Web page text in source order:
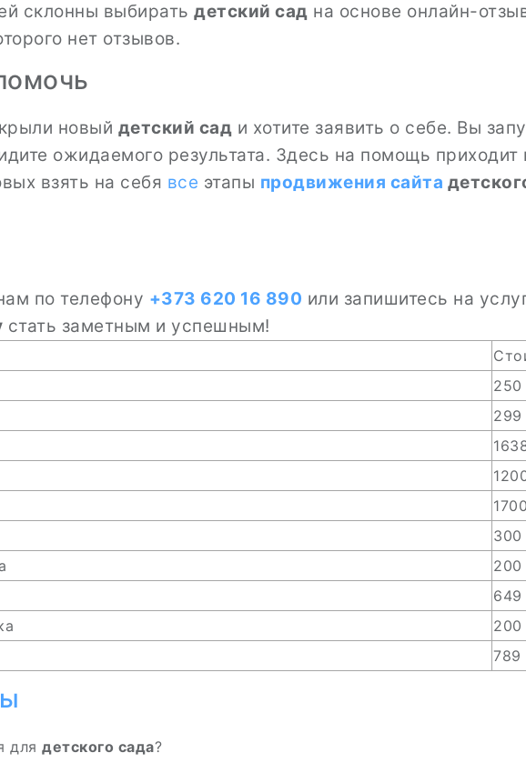
склонны выбирать детский сад на основе онлайн-
нет отзывов.
новый детский сад и хотите заявить о себе. Вы
ожидаемого результата. Здесь на помощь приходит
взять на себя все этапы продвижения сайта
по телефону +373 620 16 890 или запишитесь на
стать заметным и успешным!
250
299
1700
300
200
649
200
789
для детского сада?